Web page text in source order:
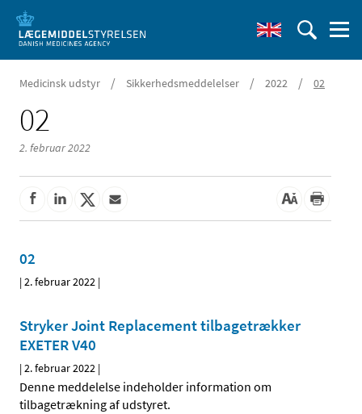
Medicinsk udstyr / Sikkerhedsmeddelelser / 2022 / 02
02
2. februar 2022
02
|2. februar 2022 |
Stryker Joint Replacement tilbagetrækker
EXETER V40
|2. februar 2022 |
Denne meddelelse indeholder information om
tilbagetrækning af udstyret.